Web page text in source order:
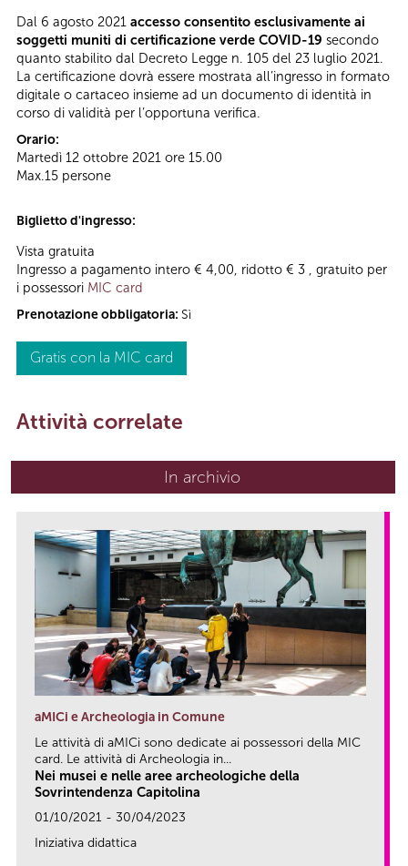
Dal 6 agosto 2021 accesso consentito esclusivamente ai
soggetti muniti di certificazione verde COVID-19 secondo
quanto stabilito dal Decreto Legge n. 105 del 23 luglio 2021.
La certificazione dovrà essere mostrata all’ingresso in formato
digitale o cartaceo insieme ad un documento di identità in
corso di validità per l’opportuna verifica.
Orario:
Martedì 12 ottobre 2021 ore 15.00
Max.15 persone
Biglietto d'ingresso:
Vista gratuita
Ingresso a pagamento intero € 4,00, ridotto € 3 , gratuito per
i possessori MIC card
Prenotazione obbligatoria: Sì
Gratis con la MIC card
Attività correlate
In archivio
aMICi e Archeologia in Comune
Le attività di aMICi sono dedicate ai possessori della MIC
card. Le attività di Archeologia in...
Nei musei e nelle aree archeologiche della
Sovrintendenza Capitolina
01/10/2021 - 30/04/2023
Iniziativa didattica